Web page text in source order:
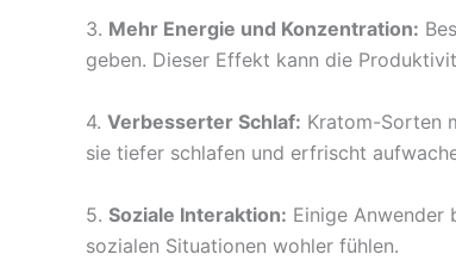
3. Mehr Energie und Konzentration:
geben. Dieser Effekt kann die
4. Verbesserter Schlaf: Kratom-Sorten
sie tiefer schlafen und erfrischt
5. Soziale Interaktion: Einige Anwender
sozialen Situationen wohler fühlen.